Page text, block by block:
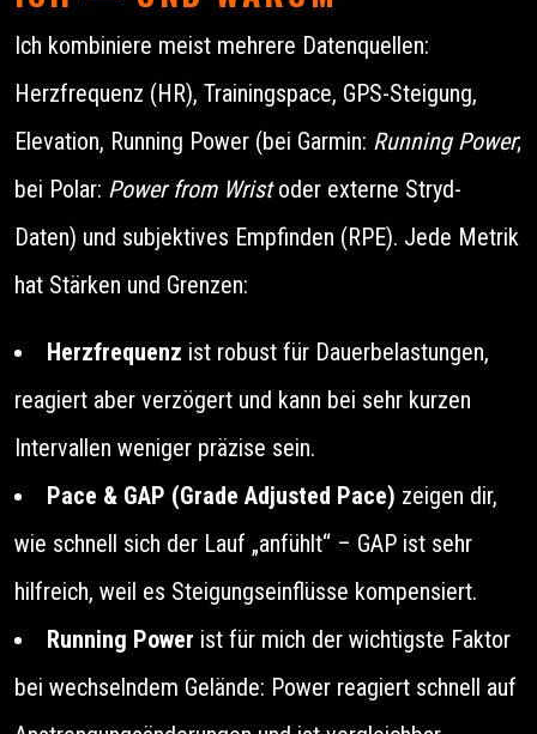
Ich kombiniere meist mehrere Datenquellen:
Herzfrequenz (HR), Trainingspace, GPS-Steigung,
Elevation, Running Power (bei Garmin: Running Power;
bei Polar: Power from Wristoder externe Stryd-
Daten) und subjektives Empfinden (RPE). Jede Metrik
hat Stärken und Grenzen:
Herzfrequenz ist robust für Dauerbelastungen,
reagiert aber verzögert und kann bei sehr kurzen
Intervallen weniger präzise sein.
Pace & GAP (Grade Adjusted Pace) zeigen dir,
wie schnell sich der Lauf „anfühlt“ – GAP ist sehr
hilfreich, weil es Steigungseinflüsse kompensiert.
Running Power ist für mich der wichtigste Faktor
bei wechselndem Gelände: Power reagiert schnell auf